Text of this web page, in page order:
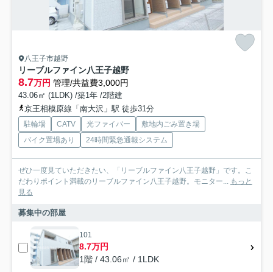
八王子市越野
リーブルファイン八王子越野
8.7万円 管理/共益費3,000円
43.06㎡ (1LDK) /築1年 /2階建
京王相模原線「南大沢」駅 徒歩31分
駐輪場 CATV 光ファイバー
敷地内ごみ置き場
バイク置場あり
24時間緊急通報システム
ぜひ一度見ていただきたい、「リーブルファイン八王子越野」です。こ
だわりポイント満載のリーブルファイン八王子越野。モニター... もっと
見る
募集中の部屋
101
8.7万円
1階 / 43.06㎡ / 1LDK